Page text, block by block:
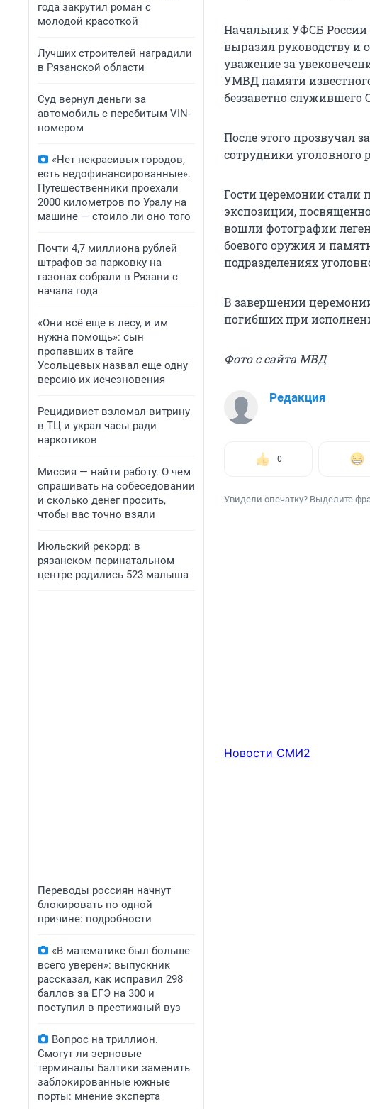
года закрутил роман с
молодой красоткой
Лучших строителей наградили
в Рязанской области
Суд вернул деньги за
автомобиль с перебитым VIN-
номером
«Нет некрасивых городов,
есть недофинансированные».
Путешественники проехали
2000 километров по Уралу на
машине — стоило ли оно того
Почти 4,7 миллиона рублей
штрафов за парковку на
газонах собрали в Рязани с
начала года
«Они всё еще в лесу, и им
нужна помощь»: сын
пропавших в тайге
Усольцевых назвал еще одну
версию их исчезновения
Рецидивист взломал витрину
в ТЦ и украл часы ради
наркотиков
Миссия — найти работу. О чем
спрашивать на собеседовании
и сколько денег просить,
чтобы вас точно взяли
Июльский рекорд: в
рязанском перинатальном
центре родились 523 малыша
Переводы россиян начнут
блокировать по одной
причине: подробности
«В математике был больше
всего уверен»: выпускник
рассказал, как исправил 298
баллов за ЕГЭ на 300 и
поступил в престижный вуз
Вопрос на триллион.
Смогут ли зерновые
терминалы Балтики заменить
заблокированные южные
порты: мнение эксперта
Начальник УФСБ России
выразил руководству и
уважение за
УМВД памяти
беззаветно служившего
После этого прозвучал
сотрудники
Гости церемонии стали
экспозиции,
вошли фотографии
боевого оружия и
подразделениях
В завершении
погибших при
Фото с сайта МВД
Редакция
0
Увидели опечатку? Выделите
Новости СМИ2